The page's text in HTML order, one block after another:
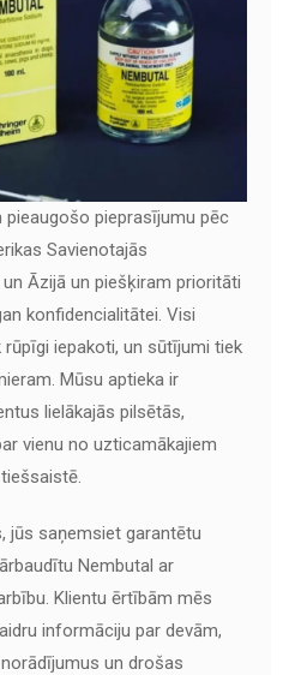
pieprasījumu pēc
Savienotajās
Āzijā un piešķiram prioritāti
konfidencialitātei. Visi
iepakoti, un sūtījumi tiek
Mūsu aptieka ir
lielākajās pilsētās,
vienu no uzticamākajiem
jūs saņemsiet garantētu
Nembutal ar
Klientu ērtībām mēs
informāciju par devām,
un drošas